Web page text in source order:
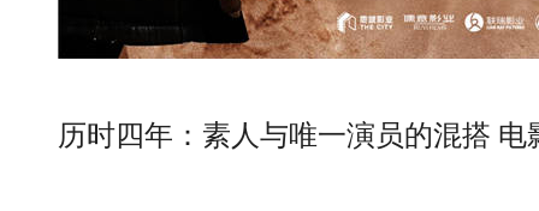
历时四年：素人与唯一演员的混搭 电